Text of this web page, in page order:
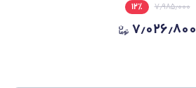
۷٫۹۸۵٫۰۰۰ ۱۲٪
۷٫۰۲۶٫۸۰۰